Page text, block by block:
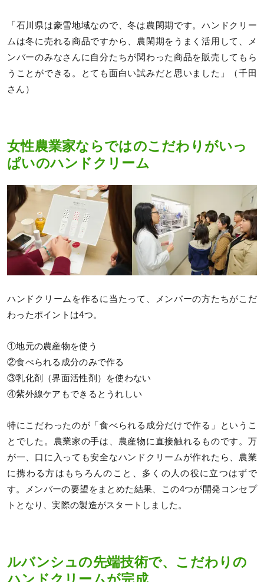
「石川県は豪雪地域なので、冬は農閑期です。ハンドクリー
ムは冬に売れる商品ですから、農閑期をうまく活用して、メ
ンバーのみなさんに自分たちが関わった商品を販売してもら
うことができる。とても面白い試みだと思いました」（千田
さん）
女性農業家ならではのこだわりがいっ
ぱいのハンドクリーム
ハンドクリームを作るに当たって、メンバーの方たちがこだ
わったポイントは4つ。
①地元の農産物を使う
②食べられる成分のみで作る
③乳化剤（界面活性剤）を使わない
④紫外線ケアもできるとうれしい
特にこだわったのが「食べられる成分だけで作る」というこ
とでした。農業家の手は、農産物に直接触れるものです。万
が一、口に入っても安全なハンドクリームが作れたら、農業
に携わる方はもちろんのこと、多くの人の役に立つはずで
す。メンバーの要望をまとめた結果、この4つが開発コンセプ
トとなり、実際の製造がスタートしました。
ルバンシュの先端技術で、こだわりの